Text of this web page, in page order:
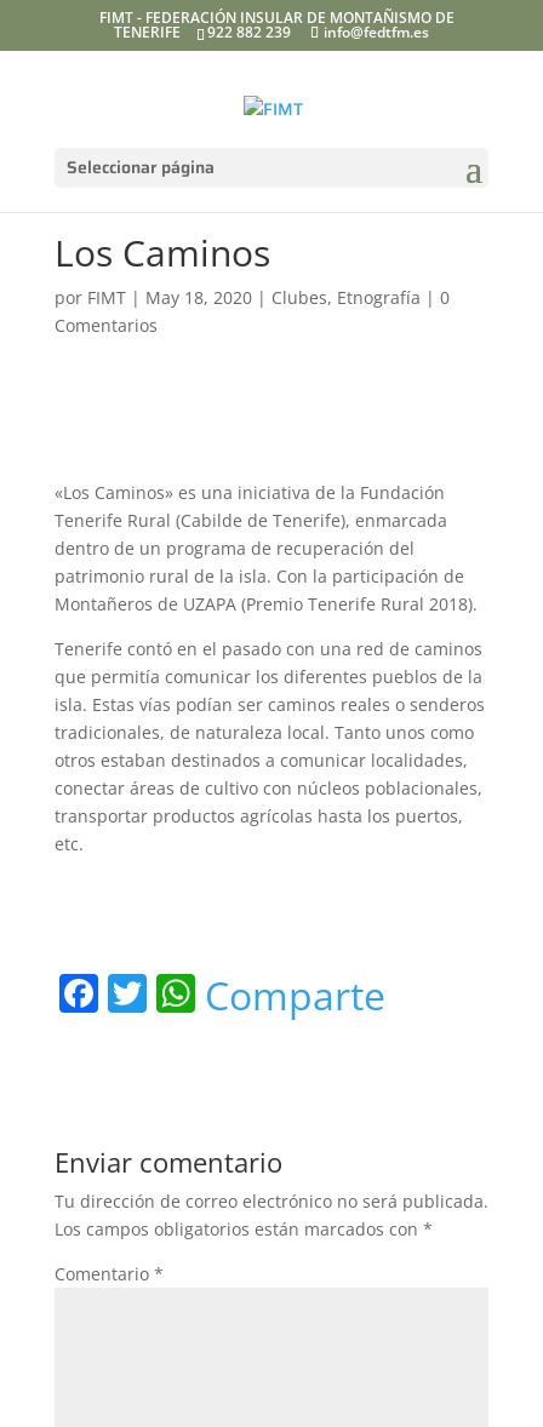
FIMT - FEDERACIÓN INSULAR DE MONTAÑISMO DE
TENERIFE 922 882 239 info@fedtfm.es
Seleccionar página
Los Caminos
por FIMT| May 18, 2020| Clubes, Etnografía | 0
Comentarios
«Los Caminos» es una iniciativa de la Fundación
Tenerife Rural (Cabilde de Tenerife), enmarcada
dentro de un programa de recuperación del
patrimonio rural de la isla. Con la participación de
Montañeros de UZAPA (Premio Tenerife Rural 2018).
Tenerife contó en el pasado con una red de caminos
que permitía comunicar los diferentes pueblos de la
isla. Estas vías podían ser caminos reales o senderos
tradicionales, de naturaleza local. Tanto unos como
otros estaban destinados a comunicar localidades,
conectar áreas de cultivo con núcleos poblacionales,
transportar productos agrícolas hasta los puertos,
etc.
F
b
o
o
k
T W
A
p
p
Comparte
Enviar comentario
Tu dirección de correo electrónico no será publicada.
Los campos obligatorios están marcados con *
Comentario *